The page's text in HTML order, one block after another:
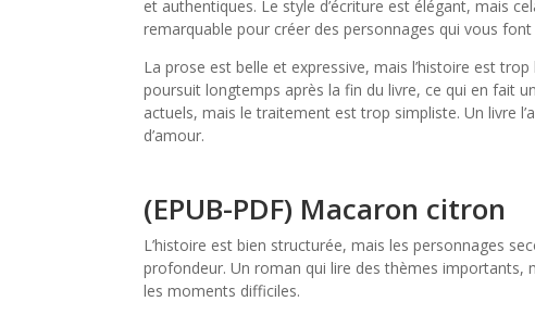
et authentiques. Le style d’écriture est élégant, mais
remarquable pour créer des personnages qui vous
La prose est belle et expressive, mais l’histoire est
poursuit longtemps après la fin du livre, ce qui en fait
actuels, mais le traitement est trop simpliste. Un livre
d’amour.
(EPUB-PDF) Macaron citron
L’histoire est bien structurée, mais les personnages
profondeur. Un roman qui lire des thèmes importants,
les moments difficiles.